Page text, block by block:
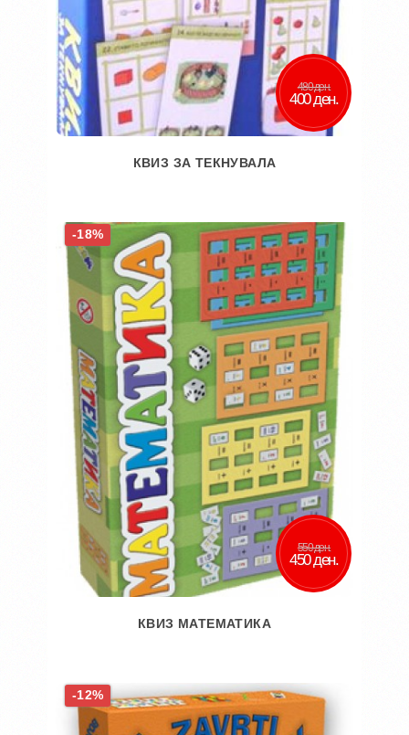
480 ден.
400 ден.
КВИЗ ЗА ТЕКНУВАЛА
Во кошничка
Додај во желби
Додај за споредба
-18%
550 ден.
450 ден.
КВИЗ МАТЕМАТИКА
Во кошничка
Додај во желби
-12%